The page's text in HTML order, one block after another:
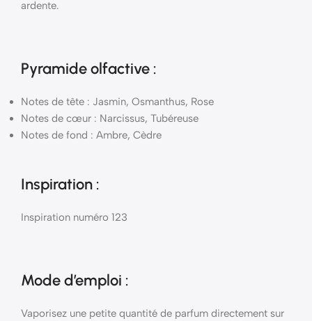
ardente.
Pyramideolfactive :
Notes de tête : Jasmin, Osmanthus, Rose
Notes de cœur : Narcissus, Tubéreuse
Notes de fond : Ambre, Cèdre
Inspiration :
Inspiration numéro 123
Mode d’emploi :
Vaporisez une petite quantité de parfum directement sur